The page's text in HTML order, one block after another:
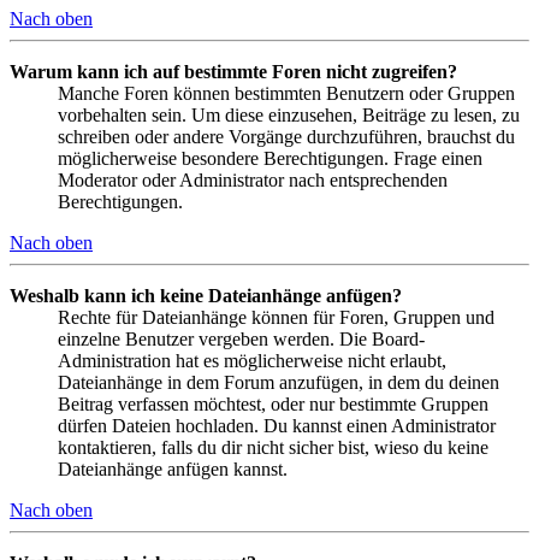
Nach oben
Warum kann ich auf bestimmte Foren nicht zugreifen?
Manche Foren können bestimmten Benutzern oder Gruppen
vorbehalten sein. Um diese einzusehen, Beiträge zu lesen, zu
schreiben oder andere Vorgänge durchzuführen, brauchst du
möglicherweise besondere Berechtigungen. Frage einen
Moderator oder Administrator nach entsprechenden
Berechtigungen.
Nach oben
Weshalb kann ich keine Dateianhänge anfügen?
Rechte für Dateianhänge können für Foren, Gruppen und
einzelne Benutzer vergeben werden. Die Board-
Administration hat es möglicherweise nicht erlaubt,
Dateianhänge in dem Forum anzufügen, in dem du deinen
Beitrag verfassen möchtest, oder nur bestimmte Gruppen
dürfen Dateien hochladen. Du kannst einen Administrator
kontaktieren, falls du dir nicht sicher bist, wieso du keine
Dateianhänge anfügen kannst.
Nach oben